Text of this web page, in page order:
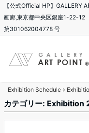
【公式Official HP】GALLERY
画廊,東京都中央区銀座1-22-
第301062004778 号
Exhibition Schedule
カテゴリー: Exhibition